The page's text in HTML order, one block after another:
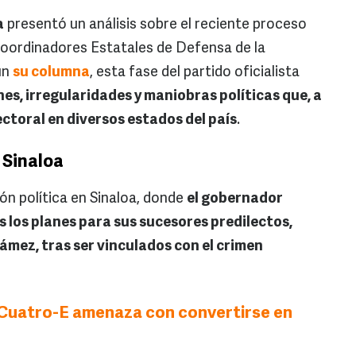
presentó un análisis sobre el reciente proceso
Estatales de Defensa de la
su columna, esta fase del partido oficialista
irregularidades y maniobras políticas que, a
en diversos estados del país.
política en Sinaloa, donde el gobernador
los planes para sus sucesores predilectos,
tras ser vinculados con el crimen
E amenaza con convertirse en